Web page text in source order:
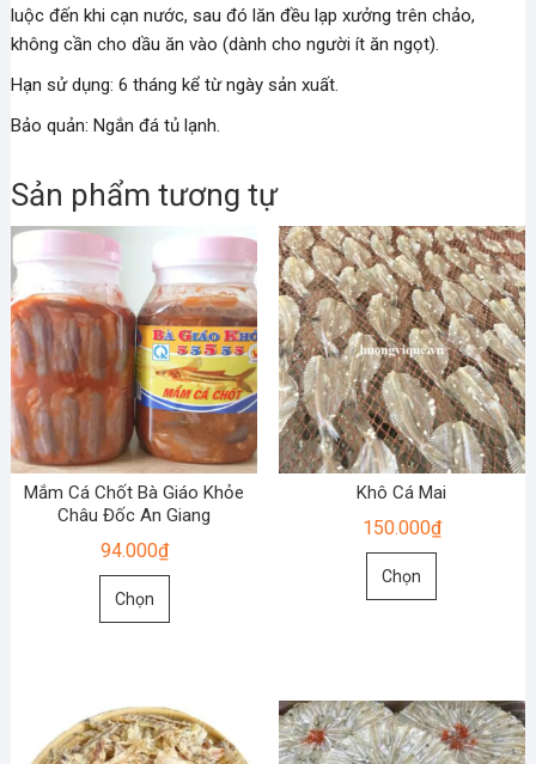
luộc đến khi cạn nước, sau đó lăn đều lạp xưởng trên chảo,
không cần cho dầu ăn vào (dành cho người ít ăn ngọt).
Hạn sử dụng: 6 tháng kể từ ngày sản xuất.
Bảo quản: Ngắn đá tủ lạnh.
Sản phẩm tương tự
Mắm Cá Chốt Bà Giáo Khỏe
Châu Đốc An Giang
94.000₫
Chọn
Sản
biến
thể.
Khô Cá Mai
150.000₫
Chọn
biến
thể.